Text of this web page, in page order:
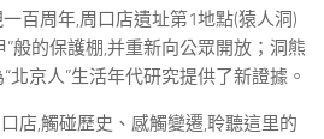
百周年,周口店遺址第1地點(猿人洞)
般的保護棚,并重新向公眾開放；洞熊
北京人”生活年代研究提供了新證據。
店,觸碰歷史、感觸變遷,聆聽這里的